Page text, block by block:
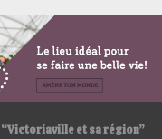
et sa région”